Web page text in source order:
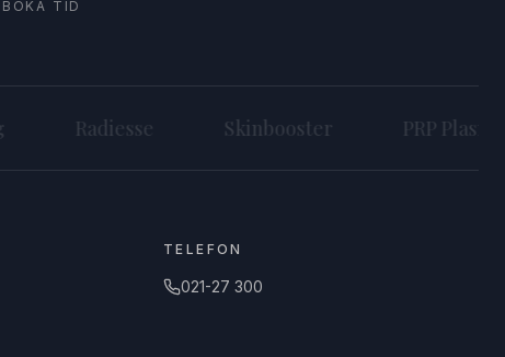
BOKA TID
Radiesse Skinbooster PRP Plasma
TELEFON
021-27 300